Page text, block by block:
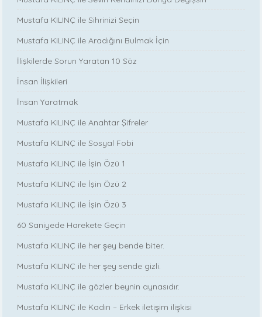
Mustafa KILINÇ ile Sihrinizi Seçin
Mustafa KILINÇ ile Aradığını Bulmak İçin
İlişkilerde Sorun Yaratan 10 Söz
İnsan İlişkileri
İnsan Yaratmak
Mustafa KILINÇ ile Anahtar Şifreler
Mustafa KILINÇ ile Sosyal Fobi
Mustafa KILINÇ ile İşin Özü 1
Mustafa KILINÇ ile İşin Özü 2
Mustafa KILINÇ ile İşin Özü 3
60 Saniyede Harekete Geçin
Mustafa KILINÇ ile her şey bende biter.
Mustafa KILINÇ ile her şey sende gizli.
Mustafa KILINÇ ile gözler beynin aynasıdır.
Mustafa KILINÇ ile Kadın – Erkek iletişim ilişkisi